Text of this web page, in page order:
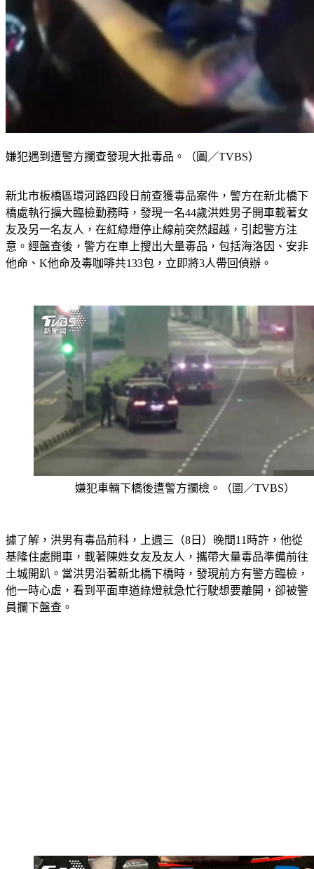
嫌犯遇到遭警方攔查發現大批毒品。（圖／TVBS）
新北市板橋區環河路四段日前查獲毒品案件，警方在新北橋下
橋處執行擴大臨檢勤務時，發現一名44歲洪姓男子開車載著女
友及另一名友人，在紅綠燈停止線前突然超越，引起警方注
意。經盤查後，警方在車上搜出大量毒品，包括海洛因、安非
他命、K他命及毒咖啡共133包，立即將3人帶回偵辦。
嫌犯車輛下橋後遭警方攔檢。（圖／TVBS）
據了解，洪男有毒品前科，上週三（8日）晚間11時許，他從
基隆住處開車，載著陳姓女友及友人，攜帶大量毒品準備前往
土城開趴。當洪男沿著新北橋下橋時，發現前方有警方臨檢，
他一時心虛，看到平面車道綠燈就急忙行駛想要離開，卻被警
員攔下盤查。